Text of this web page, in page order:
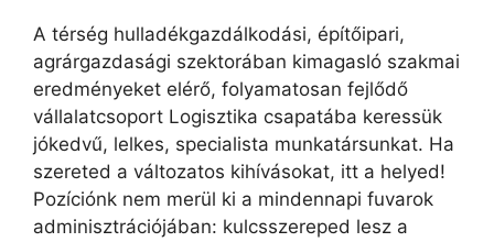
A térség hulladékgazdálkodási, építőipari,
agrárgazdasági szektorában kimagasló szakmai
eredményeket elérő, folyamatosan fejlődő
vállalatcsoport Logisztika csapatába keressük
jókedvű, lelkes, specialista munkatársunkat. Ha
szereted a változatos kihívásokat, itt a helyed!
Pozíciónk nem merül ki a mindennapi fuvarok
adminisztrációjában: kulcsszereped lesz a